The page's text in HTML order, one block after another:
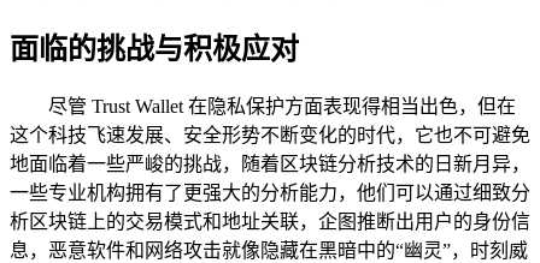
面临的挑战与积极应对
尽管 Trust Wallet 在隐私保护方面表现得相当出色，但在
这个科技飞速发展、安全形势不断变化的时代，它也不可避免
地面临着一些严峻的挑战，随着区块链分析技术的日新月异，
一些专业机构拥有了更强大的分析能力，他们可以通过细致分
析区块链上的交易模式和地址关联，企图推断出用户的身份信
息，恶意软件和网络攻击就像隐藏在黑暗中的“幽灵”，时刻威